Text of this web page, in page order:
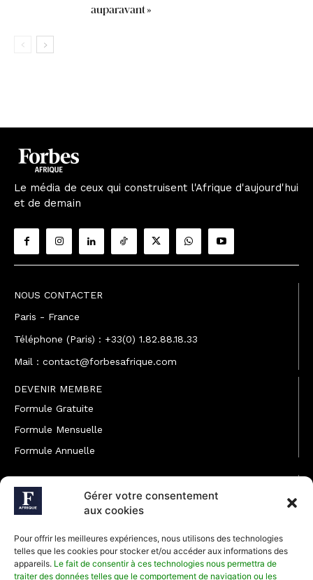
Gérer votre consentement
aux cookies
Pour offrir les meilleures expériences, nous utilisons des technologies
telles que les cookies pour stocker et/ou accéder aux informations des
appareils. Le fait de consentir à ces technologies nous permettra de
traiter des données telles que le comportement de navigation ou les
auparavant »
Le média de ceux qui construisent l'Afrique d'aujourd'hui
et de demain
NOUS CONTACTER
Paris - France
Téléphone (Paris) : +33(0) 1.82.88.18.33
Mail : contact@forbesafrique.com
DEVENIR MEMBRE
Formule Gratuite
Formule Mensuelle
Formule Annuelle
JOINDRE L'ÉQUIPE
Rédaction
Développement commercial
Communiquer avec Forbes Afrique